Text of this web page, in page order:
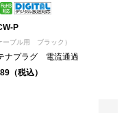
P
ーブル用 ブラック）
ナプラグ 電流通過
（税込）